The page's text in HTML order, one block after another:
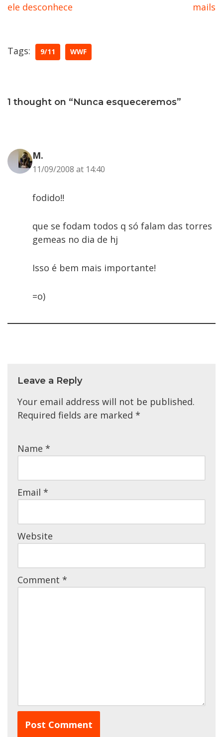
ele desconhece
mails
Tags: 9/11 WWF
1 thought on “Nunca esqueceremos”
M.
11/09/2008 at 14:40
fodido!!
que se fodam todos q só falam das torres
gemeas no dia de hj
Isso é bem mais importante!
=o)
Leave a Reply
Your email address will not be published.
Required fields are marked *
Name *
Email *
Website
Comment *